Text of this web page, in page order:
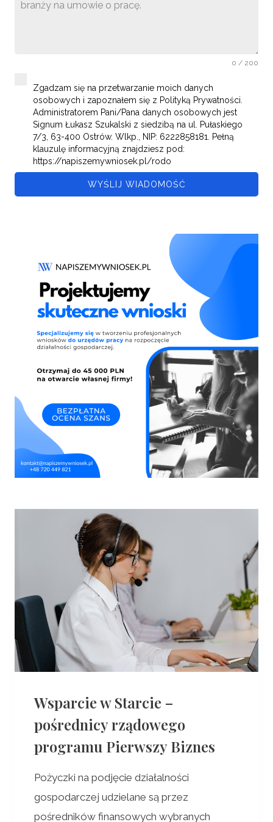
0 / 200
Zgadzam się na przetwarzanie moich danych
osobowych i zapoznałem się z Polityką Prywatności.
Administratorem Pani/Pana danych osobowych jest
Signum Łukasz Szukalski z siedzibą na ul. Pułaskiego
7/3, 63-400 Ostrów. Wlkp., NIP: 6222858181. Pełną
klauzulę informacyjną znajdziesz pod:
https://napiszemywniosek.pl/rodo
WYŚLIJ WIADOMOŚĆ
Wsparcie w Starcie –
pośrednicy rządowego
programu Pierwszy Biznes
Pożyczki na podjęcie działalności
gospodarczej udzielane są przez
pośredników finansowych wybranych